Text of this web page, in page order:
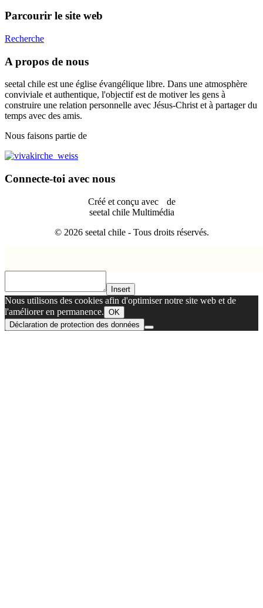
Parcourir le site web
Recherche
A propos de nous
seetal chile est une église évangélique libre. Dans une atmosphère
conviviale et authentique, l'objectif est de motiver les gens à
construire une relation personnelle avec Jésus-Christ et à partager du
temps avec des amis.
Nous faisons partie de
Connecte-toi avec nous
Créé et conçu avec
de
seetal chile Multimédia
© 2026 seetal chile - Tous droits réservés.
Insert
Nous utilisons des cookies afin d'optimiser notre site web et de
l'améliorer en permanence. OK
Déclaration de protection des données